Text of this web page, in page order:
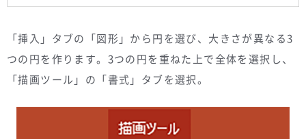
「挿入」タブの「図形」から円を選び、大きさが異なる3
つの円を作ります。3つの円を重ねた上で全体を選択し、
「描画ツール」の「書式」タブを選択。